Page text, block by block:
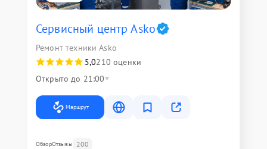
Сервисный центр Asko
Ремонт техники Asko
5,0210 оценки
Открыто до 21:00
Маршрут
ОбзорОтзывы 200